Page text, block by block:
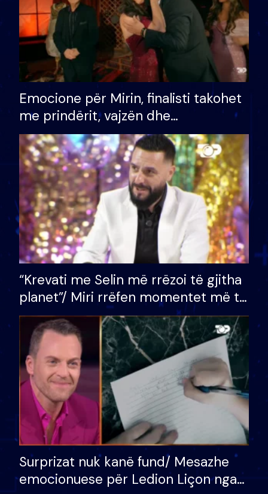
Emocione për Mirin, finalisti takohet
me prindërit, vajzën dhe
bashkëshorten: S’kemi ndonjë letër
divorci apo jo?
“Krevati me Selin më rrëzoi të gjitha
planet”/ Miri rrëfen momentet më të
bukura në shtëpinë e BB VIP: Do më
mungojë zilja e mëngjesit kur…
Surprizat nuk kanë fund/ Mesazhe
emocionuese për Ledion Liçon nga